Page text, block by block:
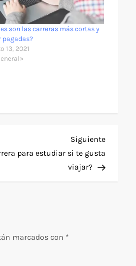
son las carreras más cortas y
pagadas?
13, 2021
Siguiente
entrada
Siguiente
para estudiar si te gusta
viajar?
marcados con *